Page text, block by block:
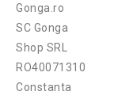
Gonga.ro
SC Gonga
Shop SRL
RO40071310
Constanta